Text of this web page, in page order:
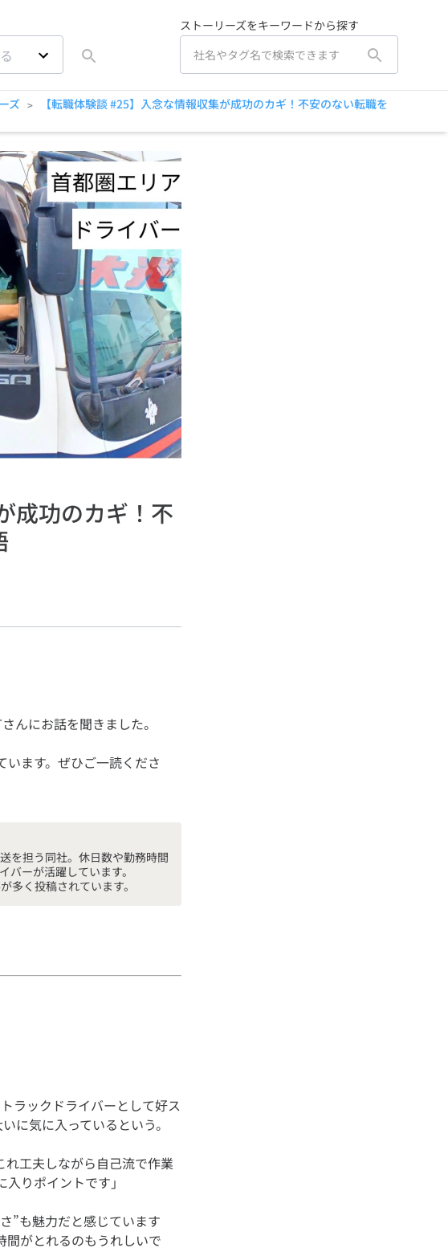
ストーリーズをキーワードから探す
ズ >
【転職体験談 #25】入念な情報収集が成功のカギ！不安のない転職を
成功のカギ！不
ます。ぜひご一読くださ
を担う同社。休日数や勤務時間
ーが活躍しています。
ラックドライバーとして好ス
れ工夫しながら自己流で作業
”も魅力だと感じています
間がとれるのもうれしいで